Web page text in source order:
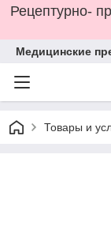
Рецептурно-
Медицинские
Товары и